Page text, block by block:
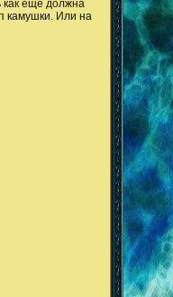
как еще должна
камушки. Или на